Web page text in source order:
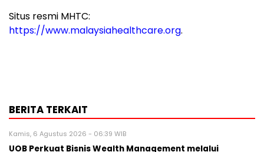
Situs resmi MHTC:
https://www.malaysiahealthcare.org.
BERITA TERKAIT
Kamis, 6 Agustus 2026 - 06:39 WIB
UOB Perkuat Bisnis Wealth Management melalui